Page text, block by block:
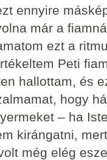
ennyire
már a
ezt a
Peti
hallottam, és
hogy
‒ ha
kirángatni,
még elég